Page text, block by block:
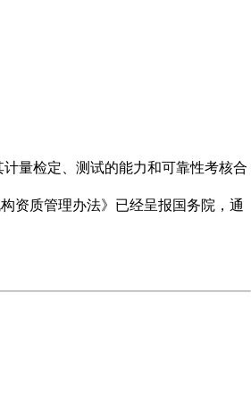
量检定、测试的能力和可靠性考核合
资质管理办法》已经呈报国务院，通